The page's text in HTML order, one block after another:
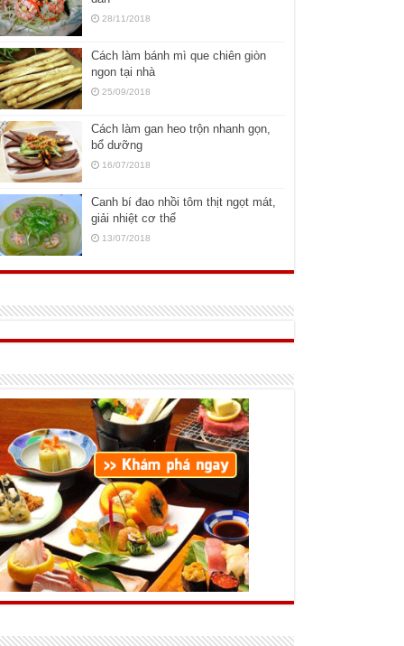
28/11/2018
Cách làm bánh mì que chiên giòn
ngon tại nhà
25/09/2018
Cách làm gan heo trộn nhanh gọn,
bổ dưỡng
16/07/2018
Canh bí đao nhồi tôm thịt ngọt mát,
giải nhiệt cơ thể
13/07/2018